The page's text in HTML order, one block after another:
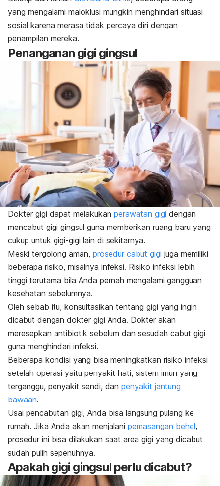
yang mengalami maloklusi mungkin menghindari situasi
sosial karena merasa tidak percaya diri dengan
penampilan mereka.
Penanganan gigi gingsul
Dokter gigi dapat melakukan perawatan gigi dengan
mencabut gigi gingsul guna memberikan ruang baru yang
cukup untuk gigi-gigi lain di sekitarnya.
Meski tergolong aman, prosedur cabut gigi juga memiliki
beberapa risiko, misalnya infeksi. Risiko infeksi lebih
tinggi terutama bila Anda pernah mengalami gangguan
kesehatan sebelumnya.
Oleh sebab itu, konsultasikan tentang gigi yang ingin
dicabut dengan dokter gigi Anda. Dokter akan
meresepkan antibiotik sebelum dan sesudah cabut gigi
guna menghindari infeksi.
Beberapa kondisi yang bisa meningkatkan risiko infeksi
setelah operasi yaitu penyakit hati, sistem imun yang
terganggu, penyakit sendi, dan penyakit jantung
bawaan.
Usai pencabutan gigi, Anda bisa langsung pulang ke
rumah. Jika Anda akan menjalani pemasangan behel,
prosedur ini bisa dilakukan saat area gigi yang dicabut
sudah pulih sepenuhnya.
Apakah gigi gingsul perlu dicabut?